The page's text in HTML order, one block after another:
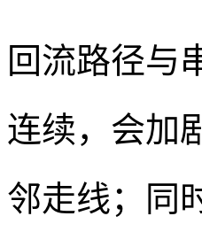
回流路径与
连续，会加
邻走线；同